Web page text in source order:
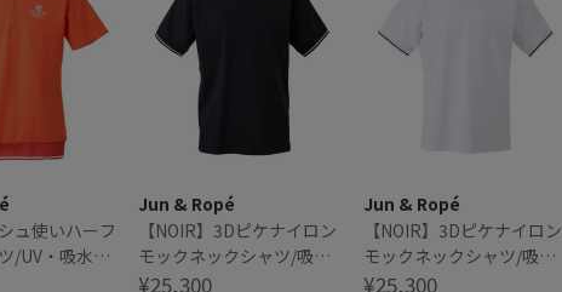
ュ使いハーフ
/UV・吸水速
Jun & Ropé
【NOIR】3Dピケナイロン
モックネックシャツ/吸水
速乾・接触冷感
¥25,300
Jun & Ropé
【NOIR】3Dピケナイロン
モックネックシャツ/吸水
速乾・接触冷感
¥25,300